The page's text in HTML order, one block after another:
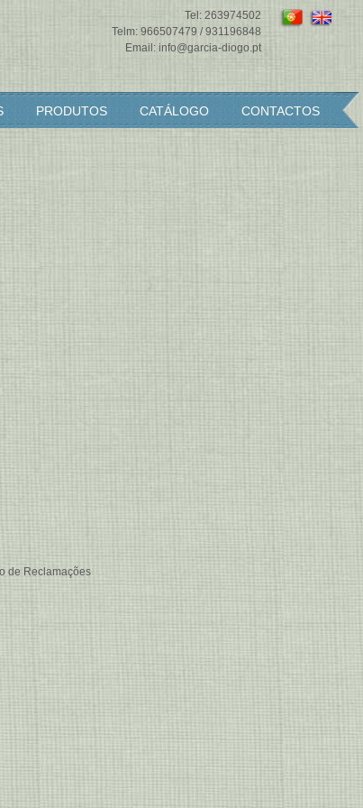
Tel: 263974502
Telm: 966507479 /931196848
Email: info@garcia-diogo.pt
PRODUTOS CATÁLOGO CONTACTOS
de Reclamações